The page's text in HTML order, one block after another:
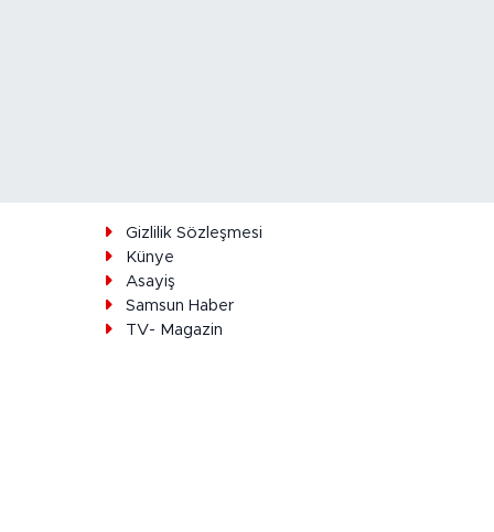
Gizlilik Sözleşmesi
Künye
Asayiş
Samsun Haber
TV- Magazin